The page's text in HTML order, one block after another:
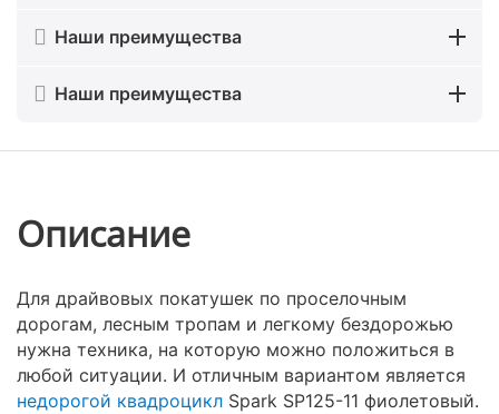
Наши преимущества
Наши преимущества
Описание
Для драйвовых покатушек по проселочным
дорогам, лесным тропам и легкому бездорожью
нужна техника, на которую можно положиться в
любой ситуации. И отличным вариантом является
недорогой квадроцикл Spark SP125-11 фиолетовый.